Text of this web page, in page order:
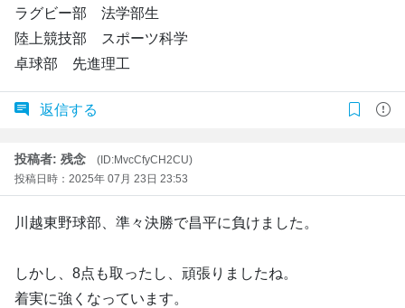
ラグビー部 法学部生
陸上競技部 スポーツ科学
卓球部 先進理工
返信する
投稿者: 残念
(ID:MvcCfyCH2CU)
投稿日時：2025年 07月 23日 23:53
川越東野球部、準々決勝で昌平に負けました。
しかし、8点も取ったし、頑張りましたね。
着実に強くなっています。